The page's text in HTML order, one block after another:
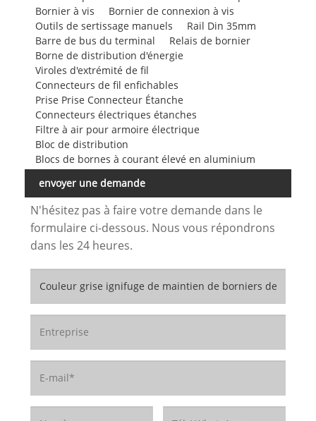
Bornier à vis
Bornier de connexion à vis
Outils de sertissage manuels
Rail Din 35mm
Barre de bus du terminal
Relais de bornier
Borne de distribution d'énergie
Viroles d'extrémité de fil
Connecteurs de fil enfichables
Prise Prise Connecteur Étanche
Connecteurs électriques étanches
Filtre à air pour armoire électrique
Bloc de distribution
Blocs de bornes à courant élevé en aluminium
envoyer une demande
N'hésitez pas à faire votre demande dans le
formulaire ci-dessous. Nous vous répondrons
dans les 24 heures.